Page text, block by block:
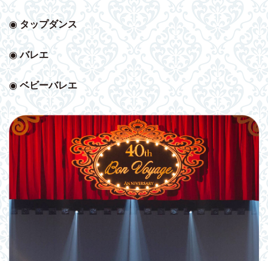
◉ タップダンス
◉バレエ
◉ベビーバレエ